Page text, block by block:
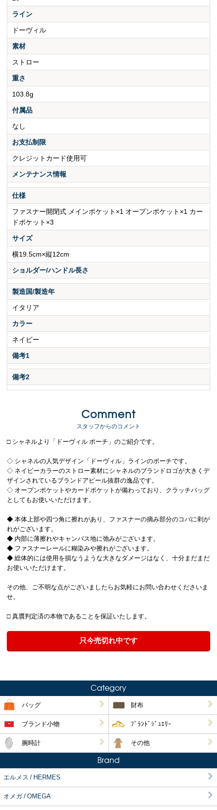
ライン
ドーヴィル
素材
ストロー
重さ
103.8g
付属品
なし
お支払制限
クレジットカード使用可
メンテナンス情報
仕様
ファスナー開閉式 メインポケット×1 オープンポケット×1 カー
ドポケット×3
サイズ
横19.5cm×縦12cm
ショルダー/ハンドル長さ
製造国/製造年
イタリア
カラー
ネイビー
備考1
備考2
Comment
スタッフからのコメント
□ シャネルより「ドーヴィル ポーチ」のご紹介です。
◇ シャネルの人気デザイン「ドーヴィル」ラインのポーチです。
◇ ネイビーカラーのストロー素材にシャネルのブランドロゴが大きくデ
ザインされているブランドアピール抜群の逸品です。
◇ オープンポケットやカードポケットが備わっており、クラッチバッグ
としてもお使いいただけます。
◆ 本体上部や四つ角に擦れがあり、ファスナーの摘み部分のコバに剥が
れがございます。
◆ 内部に薄擦れやキャンバス地に弛みがございます。
◆ ファスナーレールに糊染みや擦れがございます。
◆ 総体的には使用を損なうような大きなダメージはなく、十分まだまだ
お使いいただけます。
その他、ご不明な点がございましたらお気軽にお問い合わせくださいま
せ。
□ 真贋判定済の本物であることを保証いたします。
只今売切れ中です
Category
バッグ 財布
ブランド小物 ﾌﾞﾗﾝﾄﾞｼﾞｭｴﾘｰ
腕時計 その他
Brand
エルメス / HERMES
オメガ / OMEGA